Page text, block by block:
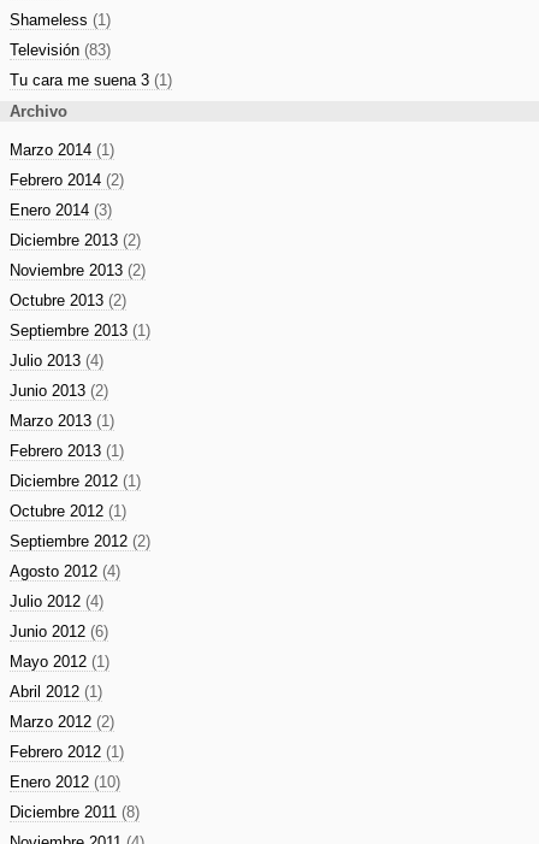
Shameless (1)
Televisión (83)
Tu cara me suena 3 (1)
Archivo
Marzo 2014 (1)
Febrero 2014 (2)
Enero 2014 (3)
Diciembre 2013 (2)
Noviembre 2013 (2)
Octubre 2013 (2)
Septiembre 2013 (1)
Julio 2013 (4)
Junio 2013 (2)
Marzo 2013 (1)
Febrero 2013 (1)
Diciembre 2012 (1)
Octubre 2012 (1)
Septiembre 2012 (2)
Agosto 2012 (4)
Julio 2012 (4)
Junio 2012 (6)
Mayo 2012 (1)
Abril 2012 (1)
Marzo 2012 (2)
Febrero 2012 (1)
Enero 2012 (10)
Diciembre 2011 (8)